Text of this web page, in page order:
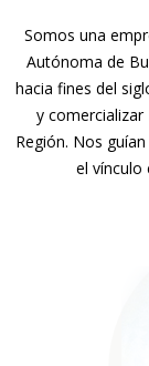
Somos una
Autónoma de
hacia fines del
y
Región. Nos
el vínculo